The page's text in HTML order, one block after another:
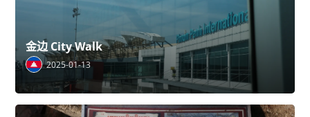
金边 City Walk
2025-01-13